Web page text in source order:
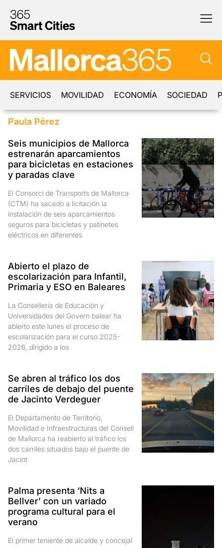
SERVICIOS MOVILIDAD ECONOMÍA SOCIEDAD
Paula Pérez
Seis municipios de Mallorca
estrenarán aparcamientos
para bicicletas en estaciones
y paradas clave
El Consorci de Transports de Mallorca
(CTM) ha sacado a licitación la
instalación de seis aparcamientos
seguros para bicicletas y patinetes
eléctricos en diferentes
Abierto el plazo de
escolarización para Infantil,
Primaria y ESO en Baleares
La Conselleria de Educación y
Universidades del Govern balear ha
abierto este lunes el proceso de
escolarización para el curso 2025-
2026, dirigido a los
Se abren al tráfico los dos
carriles de debajo del puente
de Jacinto Verdeguer
El Departamento de Territorio,
Movilidad e Infraestructuras del Consell
de Mallorca ha reabierto al tráfico los
dos carriles situados bajo el puente de
Jacint
Palma presenta ‘Nits a
Bellver’ con un variado
programa cultural para el
verano
El primer teniente de alcalde y concejal